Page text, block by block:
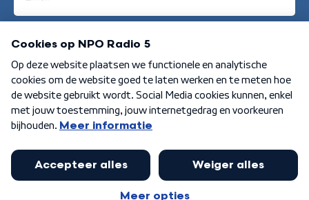
Aanmelden
Algemene voorwaarden